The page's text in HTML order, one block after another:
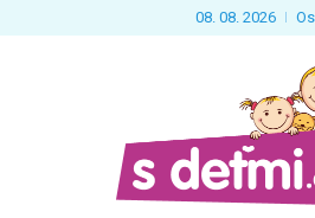
08. 08. 2026